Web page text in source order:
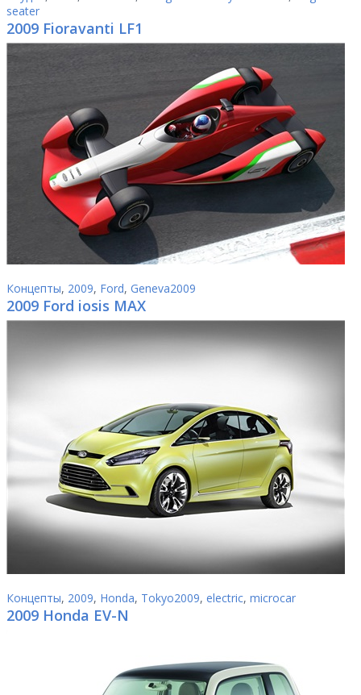
seater
2009 Fioravanti LF1
Концепты, 2009, Ford, Geneva2009
2009 Ford iosis MAX
Концепты, 2009, Honda, Tokyo2009, electric, microcar
2009 Honda EV-N